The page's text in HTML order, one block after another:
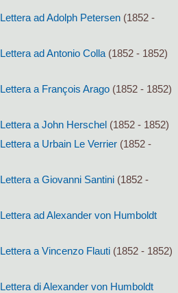
Lettera ad Adolph Petersen (1852 -
Lettera ad Antonio Colla (1852 - 1852)
Lettera a François Arago (1852 - 1852)
Lettera a John Herschel (1852 - 1852)
Lettera a Urbain Le Verrier (1852 -
Lettera a Giovanni Santini (1852 -
Lettera ad Alexander von Humboldt
Lettera a Vincenzo Flauti (1852 - 1852)
Lettera di Alexander von Humboldt